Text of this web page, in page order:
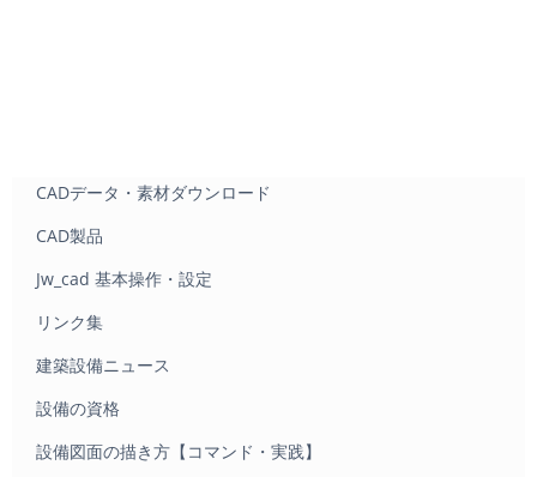
CADデータ・素材ダウンロード
CAD製品
Jw_cad 基本操作・設定
リンク集
建築設備ニュース
設備の資格
設備図面の描き方【コマンド・実践】